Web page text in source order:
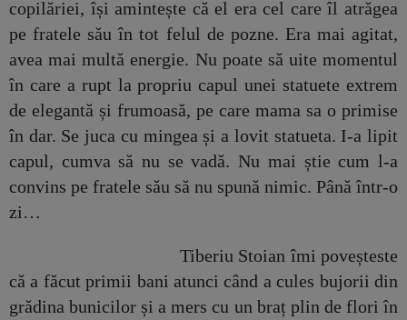
copilăriei, își amintește că el era cel care îl atrăgea
pe fratele său în tot felul de pozne. Era mai agitat,
avea mai multă energie. Nu poate să uite momentul
în care a rupt la propriu capul unei statuete extrem
de elegantă și frumoasă, pe care mama sa o primise
în dar. Se juca cu mingea și a lovit statueta. I-a lipit
capul, cumva să nu se vadă. Nu mai știe cum l-a
convins pe fratele său să nu spună nimic. Până într-o
zi…
Tiberiu Stoian îmi poveșteste
că a făcut primii bani atunci când a cules bujorii din
grădina bunicilor și a mers cu un braț plin de flori în